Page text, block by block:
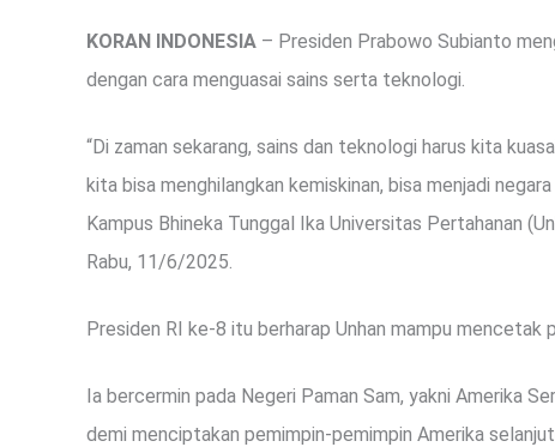
KORAN INDONESIA – Presiden Prabowo Subianto
dengan cara menguasai sains serta teknologi.
“Di zaman sekarang, sains dan teknologi harus kita
kita bisa menghilangkan kemiskinan, bisa menjadi
Kampus Bhineka Tunggal Ika Universitas Pertahanan
Rabu, 11/6/2025.
Presiden RI ke-8 itu berharap Unhan mampu mencetak
Ia bercermin pada Negeri Paman Sam, yakni Amerika
demi menciptakan pemimpin-pemimpin Amerika